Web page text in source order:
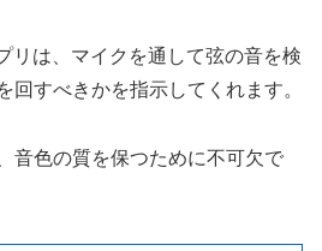
リは、マイクを通して弦の音を検
回すべきかを指示してくれます。
音色の質を保つために不可欠で